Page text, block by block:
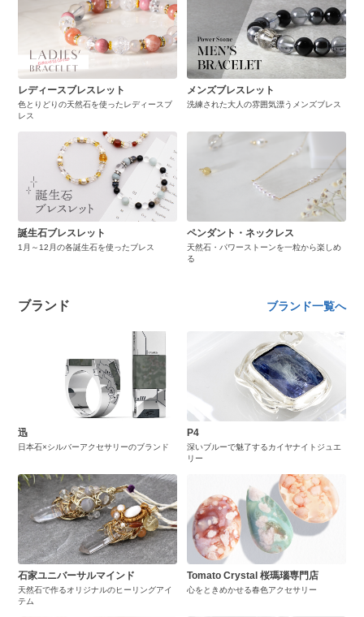
レディースブレスレット
色とりどりの天然石を使ったレディースブ
レス
メンズブレスレット
洗練された大人の雰囲気漂うメンズブレス
誕生石ブレスレット
1月～12月の各誕生石を使ったブレス
ペンダント・ネックレス
天然石・パワーストーンを一粒から楽しめ
る
ブランド ブランド一覧へ
迅
日本石×シルバーアクセサリーのブランド
P4
深いブルーで魅了するカイヤナイトジュエ
リー
石家ユニバーサルマインド
天然石で作るオリジナルのヒーリングアイ
テム
Tomato Crystal 桜瑪瑙専門店
心をときめかせる春色アクセサリー